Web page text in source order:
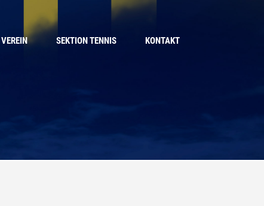
VEREIN SEKTION TENNIS KONTAKT